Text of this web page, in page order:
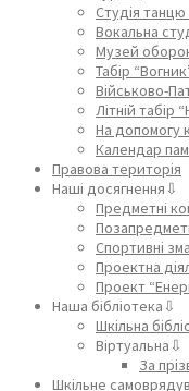
Студія
Вокальна
Музей
Табір
Військово-
Літній табір
На допомогу
Календар
Правова територія
Наші досягнення⇩
Предметні
Спортивні
Проектна
Проект
Наша бібліотека⇩
Шкільна
Віртуальна⇩
За
Шкільне